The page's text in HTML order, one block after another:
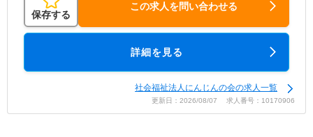
保存する
この求人を問い合わせる
詳細を見る
社会福祉法人にんじんの会の求人一覧
更新日：2026/08/07 求人番号：10170906